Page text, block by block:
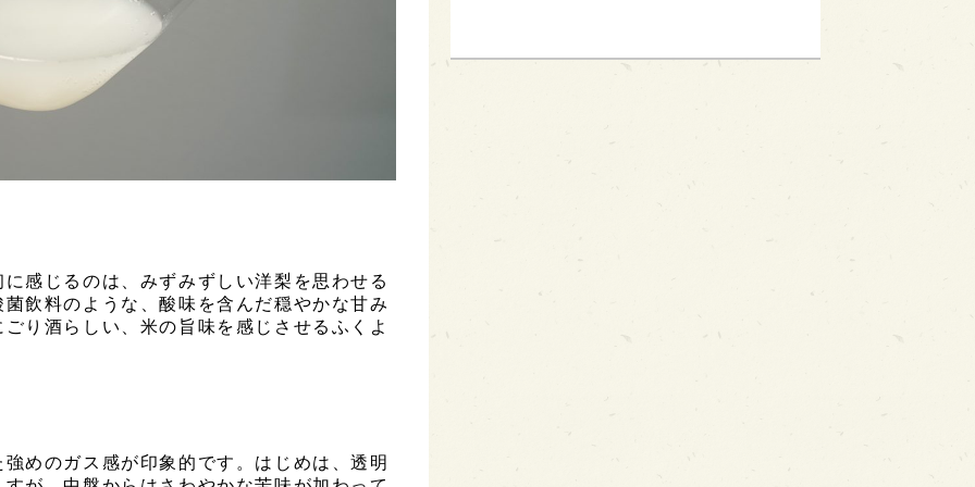
感じるのは、みずみずしい洋梨を思わせる
飲料のような、酸味を含んだ穏やかな甘み
り酒らしい、米の旨味を感じさせるふくよ
めのガス感が印象的です。はじめは、透明